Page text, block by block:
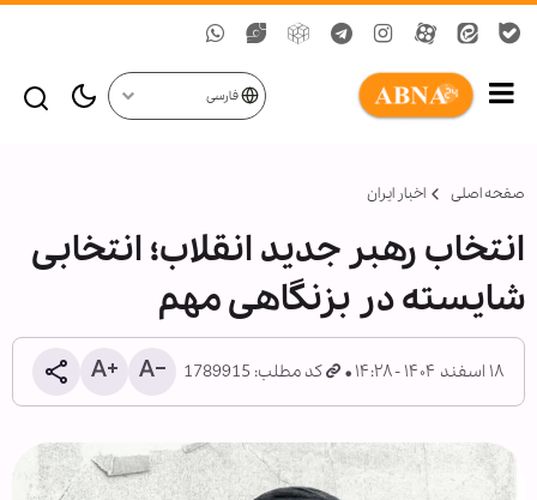
فارسی
صفحه اصلی اخبار ایران
انتخاب رهبر جدید انقلاب؛ انتخابی
شایسته در بزنگاهی مهم
۱۸ اسفند ۱۴۰۴ - ۱۴:۲۸ کد مطلب: 1789915